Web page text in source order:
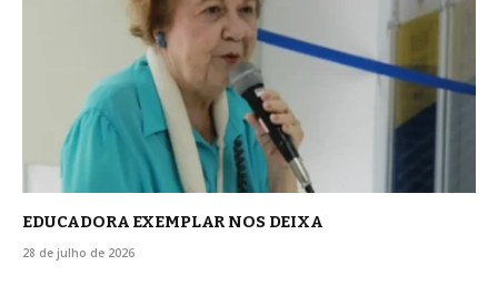
EDUCADORA EXEMPLAR NOS DEIXA
28 de julho de 2026